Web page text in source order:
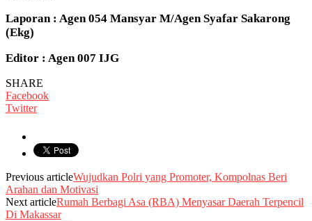
Laporan : Agen 054 Mansyar M/Agen Syafar Sakarong
(Ekg)
Editor : Agen 007 IJG
SHARE
Facebook
Twitter
Previous articleWujudkan Polri yang Promoter, Kompolnas Beri
Arahan dan Motivasi
Next articleRumah Berbagi Asa (RBA) Menyasar Daerah Terpencil
Di Makassar